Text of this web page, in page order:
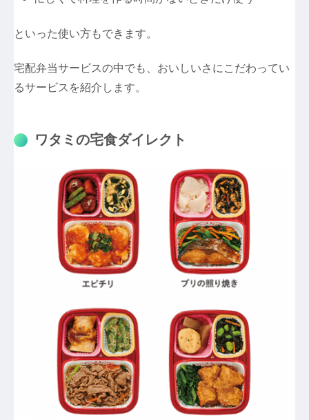
といった使い方もできます。
宅配弁当サービスの中でも、おいしいさにこだわってい
るサービスを紹介します。
ワタミの宅食ダイレクト